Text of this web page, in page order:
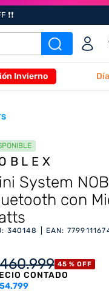
Invierno
System
con
: 340148 EAN:
.999 45 % OFF
CONTADO